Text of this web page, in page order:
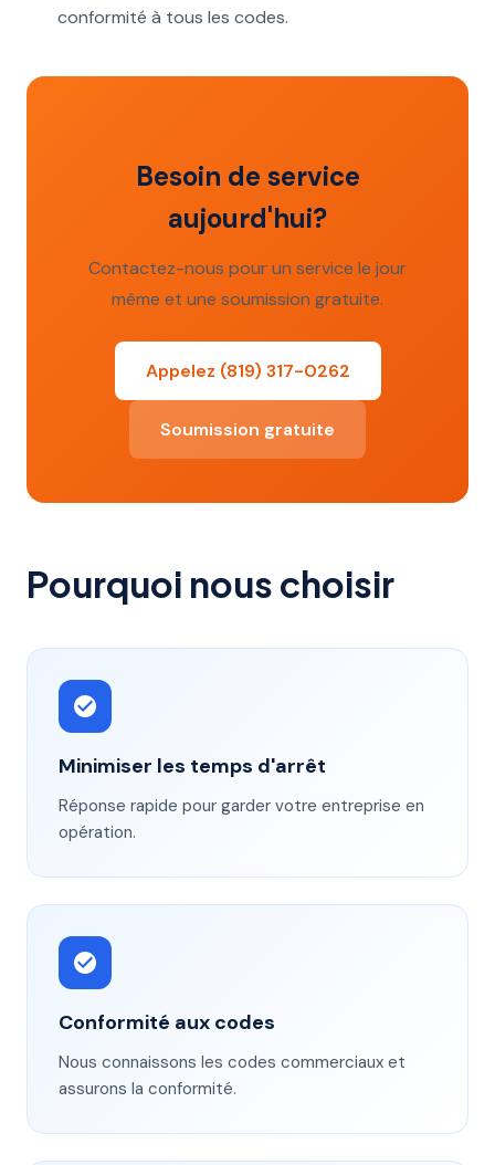
conformité à tous les codes.
Besoin de service
aujourd'hui?
Contactez-nous pour un service le jour
même et une soumission gratuite.
Appelez (819) 317-0262
Soumission gratuite
Pourquoi nous choisir
Minimiser les temps d'arrêt
Réponse rapide pour garder votre entreprise en
opération.
Conformité aux codes
Nous connaissons les codes commerciaux et
assurons la conformité.